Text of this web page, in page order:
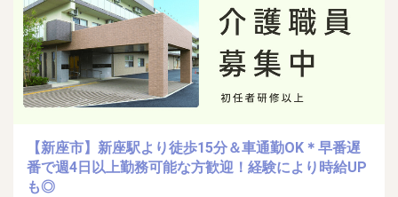
【新座市】新座駅より徒歩15分＆車通勤OK＊早番遅
番で週4日以上勤務可能な方歓迎！経験により時給UP
も◎